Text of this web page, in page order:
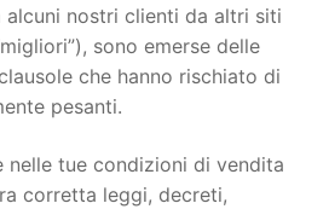
nostri clienti da altri siti
sono emerse delle
che hanno rischiato di
pesanti.
nelle tue condizioni di vendita
corretta leggi, decreti,